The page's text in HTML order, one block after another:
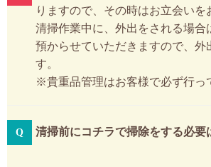
りますので、その時はお立会いを
清掃作業中に、外出をされる場合
預からせていただきますので、外
す。
※貴重品管理はお客様で必ず行っ
清掃前にコチラで掃除をする必要